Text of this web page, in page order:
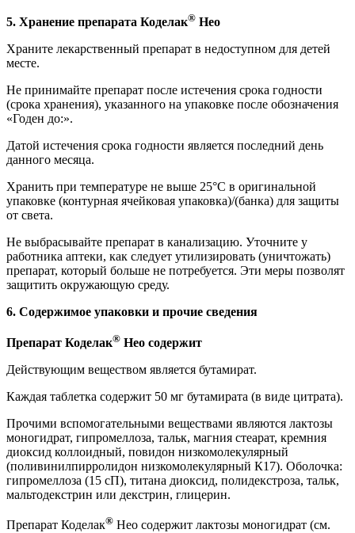
5. Хранение препарата Коделак® Нео
Храните лекарственный препарат в недоступном для детей
месте.
Не принимайте препарат после истечения срока годности
(срока хранения), указанного на упаковке после обозначения
«Годен до:».
Датой истечения срока годности является последний день
данного месяца.
Хранить при температуре не выше 25°С в оригинальной
упаковке (контурная ячейковая упаковка)/(банка) для защиты
от света.
Не выбрасывайте препарат в канализацию. Уточните у
работника аптеки, как следует утилизировать (уничтожать)
препарат, который больше не потребуется. Эти меры позволят
защитить окружающую среду.
6. Содержимое упаковки и прочие сведения
Препарат Коделак® Нео содержит
Действующим веществом является бутамират.
Каждая таблетка содержит 50 мг бутамирата (в виде цитрата).
Прочими вспомогательными веществами являются лактозы
моногидрат, гипромеллоза, тальк, магния стеарат, кремния
диоксид коллоидный, повидон низкомолекулярный
(поливинилпирролидон низкомолекулярный К17). Оболочка:
гипромеллоза (15 сП), титана диоксид, полидекстроза, тальк,
мальтодекстрин или декстрин, глицерин.
Препарат Коделак® Нео содержит лактозы моногидрат (см.